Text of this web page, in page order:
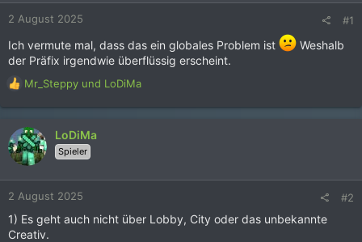
2 August 2025 #1
Ich vermute mal, dass das ein globales Problem ist
Weshalb
der Präfix irgendwie überflüssig erscheint.
R
a
k
t
i
o
n
e
n
Mr_Steppy und LoDiMa
LoDiMa
Spieler
2 August 2025 #2
1) Es geht auch nicht über Lobby, City oder das unbekannte
Creativ.